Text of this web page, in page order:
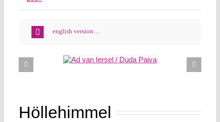
english version ...
Höllehimmel